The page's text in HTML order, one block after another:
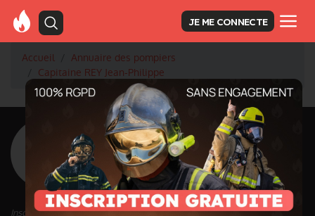
JE ME CONNECTE
Accueil
Annuaire des pompiers
Capitaine REY Jean-Philippe
<Retour à la liste des pompiers
REY Jean-
Philippe
Grade : Capitaine
Inscrit depuis le 17/07/2023 à 17:46